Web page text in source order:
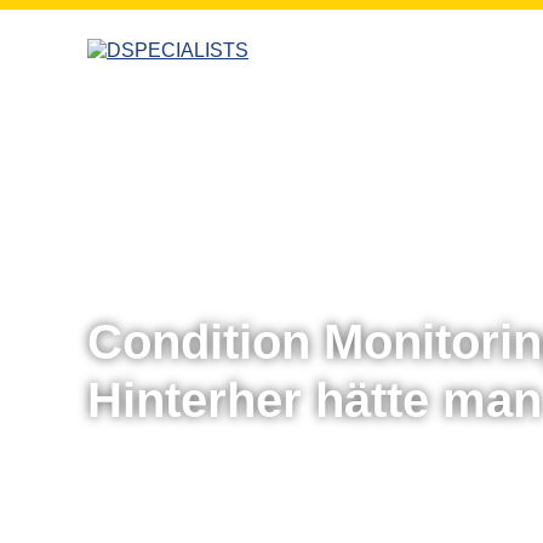
Inhalt
Condition
Hinterher hätte